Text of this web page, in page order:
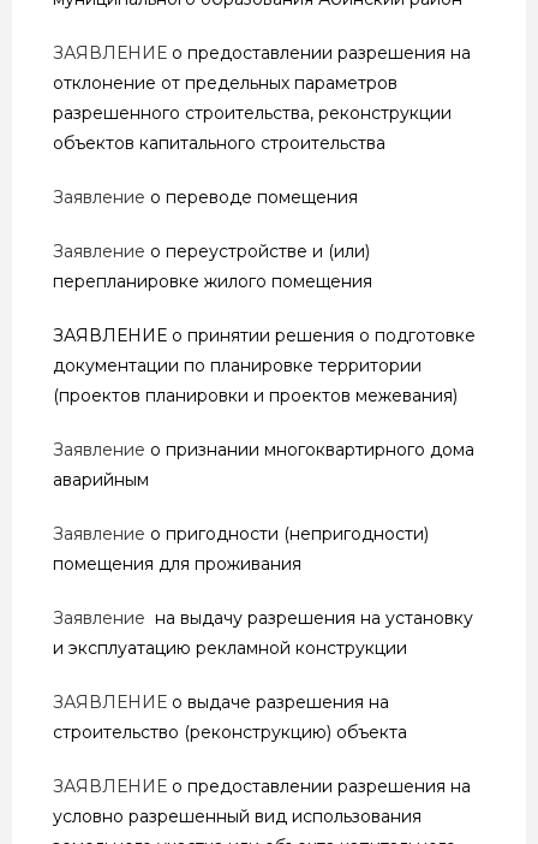
ЗАЯВЛЕНИЕ о предоставлении разрешения на
отклонение от предельных параметров
разрешенного строительства, реконструкции
объектов капитального строительства
Заявление о переводе помещения
Заявление о переустройстве и (или)
перепланировке жилого помещения
ЗАЯВЛЕНИЕ о принятии решения о подготовке
документации по планировке территории
(проектов планировки и проектов межевания)
Заявление о признании многоквартирного дома
аварийным
Заявление о пригодности (непригодности)
помещения для проживания
Заявление на выдачу разрешения на установку
и эксплуатацию рекламной конструкции
ЗАЯВЛЕНИЕ о выдаче разрешения на
строительство (реконструкцию) объекта
ЗАЯВЛЕНИЕ о предоставлении разрешения на
условно разрешенный вид использования